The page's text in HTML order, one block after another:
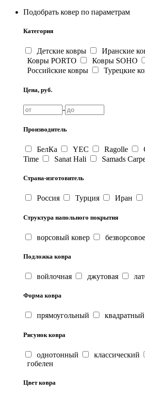
Подобрать ковер по параметрам
Категория
Детские ковры Иранские
Ковры PORTO
Ковры SOHO
Российские ковры
Турецкие
Цена, руб.
-
Производитель
БелКа YEC Ragolle
Time
Sanat Hali Samads
Страна-изготовитель
Россия Турция Иран
Структура напольного покрытия
ворсовый ковер
Подложка ковра
войлочная джутовая
Форма ковра
прямоугольный квадратный
Рисунок ковра
однотонный классический
гобелен
Цвет ковра